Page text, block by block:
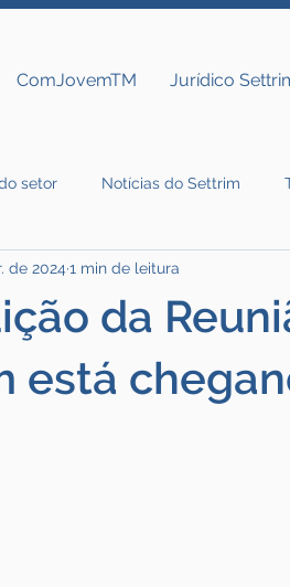
ComJovemTM Jurídico
setor Notícias do Settrim
da
está
de 2024 1 min de leitura